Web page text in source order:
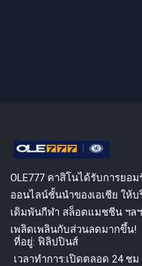
OLE777 คาสิโนได้รับการยอ
ออนไลน์ชั้นนำของเอเชีย ให้
เดิมพันกีฬา สล็อตแมชชีน ฯล
เพลิดเพลินกับส่วนลดมากขึ้น!
ที่อยู่: ฟิลิปปินส์
เวลาทำการ:เปิดตลอด 24 ชม